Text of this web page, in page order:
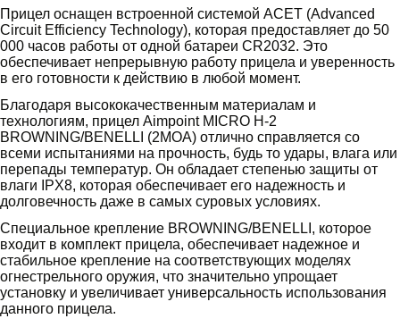
Прицел оснащен встроенной системой ACET (Advanced
Circuit Efficiency Technology), которая предоставляет до 50
000 часов работы от одной батареи CR2032. Это
обеспечивает непрерывную работу прицела и уверенность
в его готовности к действию в любой момент.
Благодаря высококачественным материалам и
технологиям, прицел Aimpoint MICRO H-2
BROWNING/BENELLI (2MOA) отлично справляется со
всеми испытаниями на прочность, будь то удары, влага или
перепады температур. Он обладает степенью защиты от
влаги IPX8, которая обеспечивает его надежность и
долговечность даже в самых суровых условиях.
Специальное крепление BROWNING/BENELLI, которое
входит в комплект прицела, обеспечивает надежное и
стабильное крепление на соответствующих моделях
огнестрельного оружия, что значительно упрощает
установку и увеличивает универсальность использования
данного прицела.